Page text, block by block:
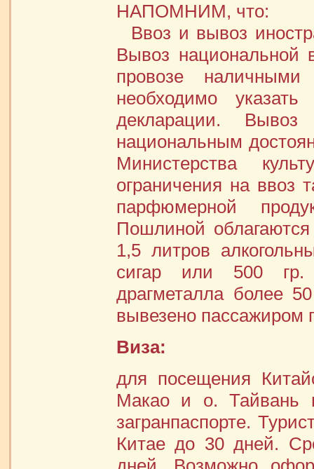
НАПОМНИМ, что:
Ввоз и вывоз
Вывоз
провозе
необходимо
декларации.
национальным
Министерства
ограничения на ввоз
парфюмерной
Пошлиной
1,5 литров
сигар или 500 гр.
драгметалла более
вывезено пассажиром
Виза:
для посещения
Макао и о. Тайвань
загранпаспорте.
Китае до 30 дней.